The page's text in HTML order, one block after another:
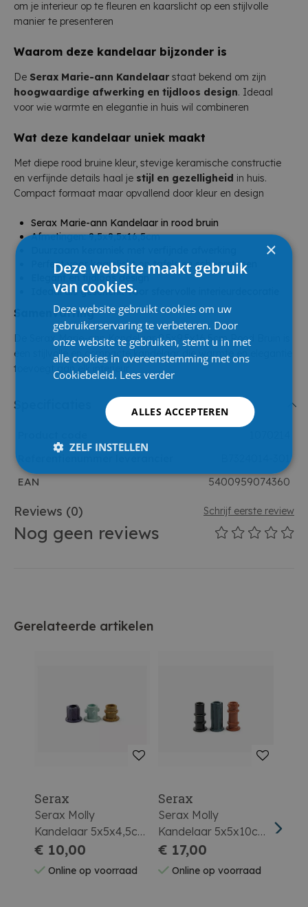
om je interieur op te fleuren en kaarslicht op een stijlvolle
manier te presenteren
Waarom deze kandelaar bijzonder is
De Serax Marie-ann Kandelaar staat bekend om zijn
hoogwaardige afwerking en tijdloos design. Ideaal
voor wie warmte en elegantie in huis wil combineren
Wat deze kandelaar uniek maakt
Met diepe rood bruine kleur, stevige keramische constructie
en verfijnde details haal je stijl en gezelligheid in huis.
Compact formaat maar opvallend door kleur en design
Serax Marie-ann Kandelaar in rood bruin
Afmetingen: 9,5x9,5x16,5cm
Perfect voor kaarslicht op tafels en schoorstenen
Ideaal als geschenk voor sfeervolle interieurdecoratie
Samenvatting
De Serax Marie-ann Kandelaar 9,5x9,5x16,5cm Rood Bruin is
een stijlvolle en compacte kandelaar die warmte en elegantie
toevoegt aan elk interieur
Specificaties
EAN
5400959074360
Reviews (0) Schrijf eerste review
Nog geen reviews
Gerelateerde artikelen
Serax
Serax Molly
Kandelaar 5x5x4,5cm
Assortiment Prijs Per
Stuk
€ 10,00
Online op voorraad
Serax
Serax Molly
Kandelaar 5x5x10cm
Assortiment Prijs Per
Stuk
€ 17,00
Online op voorraad
×
Deze website maakt gebruik
van cookies.
Deze website gebruikt cookies om uw
gebruikerservaring te verbeteren. Door
onze website te gebruiken, stemt u in met
alle cookies in overeenstemming met ons
Cookiebeleid. Lees verder
ALLES ACCEPTEREN
ZELF INSTELLEN